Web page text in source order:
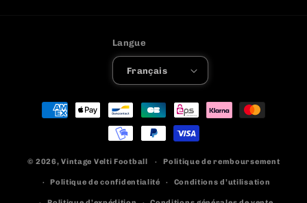
Langue
Français
Moyens
© 2026,Vintage Velti Football Politique de remboursement
Politique de confidentialité Conditions d’utilisation